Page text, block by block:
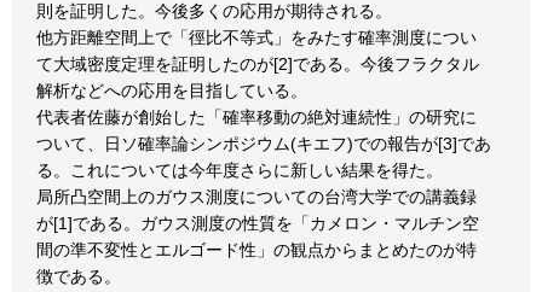
則を証明した。今後多くの応用が期待される。
他方距離空間上で「徑比不等式」をみたす確率測度につい
て大域密度定理を証明したのが[2]である。今後フラクタル
解析などへの応用を目指している。
代表者佐藤が創始した「確率移動の絶対連続性」の研究に
ついて、日ソ確率論シンポジウム(キエフ)での報告が[3]であ
る。これについては今年度さらに新しい結果を得た。
局所凸空間上のガウス測度についての台湾大学での講義録
が[1]である。ガウス測度の性質を「カメロン・マルチン空
間の準不変性とエルゴード性」の観点からまとめたのが特
徴である。